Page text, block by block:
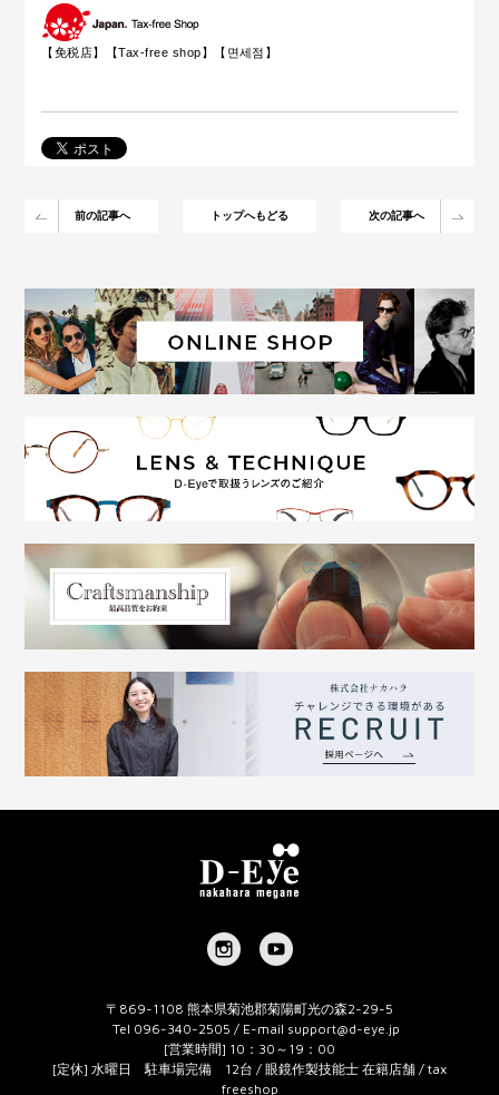
【免税店】【Tax-free shop 】【면세점】
前の記事へ トップへもどる 次の記事へ
〒869-1108 熊本県菊池郡菊陽町光の森2-29-5
Tel 096-340-2505 / E-mail support@d-eye.jp
[営業時間] 10：30～19：00
[定休] 水曜日 駐車場完備 12台 / 眼鏡作製技能士 在籍店舗 / tax
freeshop